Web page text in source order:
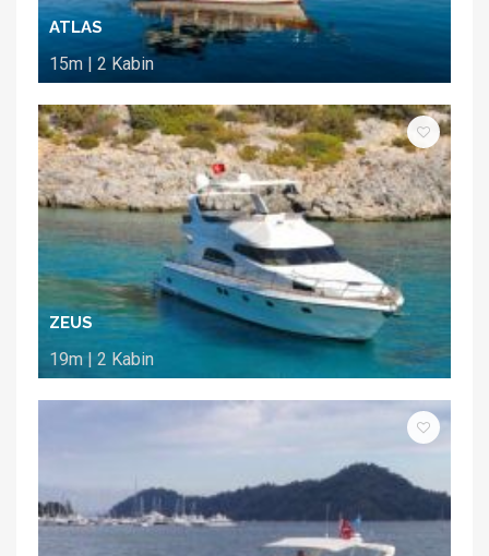
ATLAS
15m | 2 Kabin
ZEUS
19m | 2 Kabin